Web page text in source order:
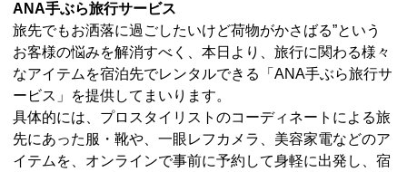
ANA手ぶら旅行サービス
旅先でもお洒落に過ごしたいけど荷物がかさばる”という
お客様の悩みを解消すべく、本日より、旅行に関わる様々
なアイテムを宿泊先でレンタルできる「ANA手ぶら旅行サ
ービス」を提供してまいります。
具体的には、プロスタイリストのコーディネートによる旅
先にあった服・靴や、一眼レフカメラ、美容家電などのア
イテムを、オンラインで事前に予約して身軽に出発し、宿